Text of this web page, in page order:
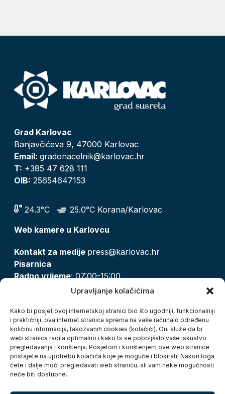
Upravljanje kolačićima
Kako bi posjet ovoj internetskoj stranici bio što ugodniji, funkcionalniji
i praktičniji, ova internet stranica sprema na vaše računalo određenu
količinu informacija, takozvanih cookies (kolačići). Oni služe da bi
web stranica radila optimalno i kako bi se poboljšalo vaše iskustvo
pregledavanja i korištenja. Posjetom i korištenjem ove web stranice
pristajete na upotrebu kolačića koje je moguće i blokirati. Nakon toga
ćete i dalje moći pregledavati web stranicu, ali vam neke mogućnosti
neće biti dostupne.
Grad Karlovac
Banjavčićeva 9, 47000 Karlovac
Email: gradonacelnik@karlovac.hr
T: +385 47 628 111
OIB: 25654647153
24.3°C
25.0°C Korana/Karlovac
Web kamere u Karlovcu
Kontakt za medije press@karlovac.hr
Pisarnica
Radno vrijeme: 07:00-15:00
pisarnica@karlovac.hr
Zaštita osobnih podataka
Pristup informacijama
Kolačići
Izjava o pristupačnosti